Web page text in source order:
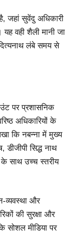
जहां सुवेंदु अधिकारी
यह वही शैली मानी जा
लंबे समय से
पर प्रशासनिक
अधिकारियों के
कि नबन्ना में मुख्य
डीजीपी सिद्ध नाथ
साथ उच्च स्तरीय
व्यवस्था और
की सुरक्षा और
सोशल मीडिया पर